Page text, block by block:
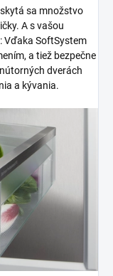
sa množstvo
A s vašou
Vďaka SoftSystem
a tiež bezpečne
dverách
a kývania.